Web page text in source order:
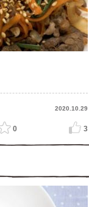
2020.10.29
0 3